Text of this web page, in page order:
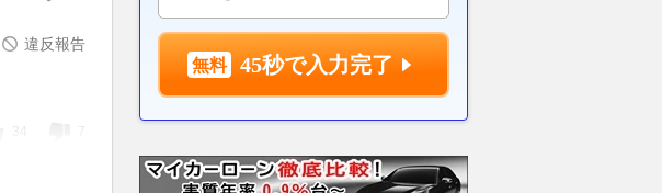
違反報告
34 7
45秒で入力完了